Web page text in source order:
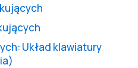
Układ klawiatury